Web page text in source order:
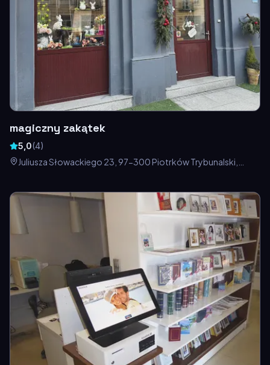
magiczny zakątek
5,0(4)
Juliusza Słowackiego 23, 97-300 Piotrków Trybunalski,